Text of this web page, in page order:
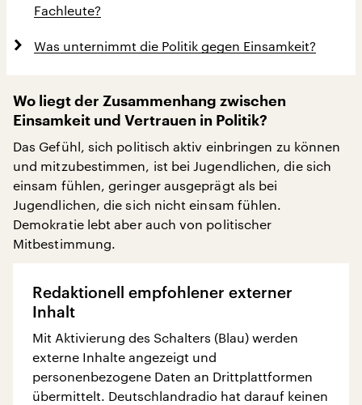
Fachleute?
Was unternimmt die Politik gegen Einsamkeit?
Wo liegt der Zusammenhang zwischen
Einsamkeit und Vertrauen in Politik?
Das Gefühl, sich politisch aktiv einbringen zu können
und mitzubestimmen, ist bei Jugendlichen, die sich
einsam fühlen, geringer ausgeprägt als bei
Jugendlichen, die sich nicht einsam fühlen.
Demokratie lebt aber auch von politischer
Mitbestimmung.
Redaktionell empfohlener externer
Inhalt
Mit Aktivierung des Schalters (Blau) werden
externe Inhalte angezeigt und
personenbezogene Daten an Drittplattformen
übermittelt. Deutschlandradio hat darauf keinen